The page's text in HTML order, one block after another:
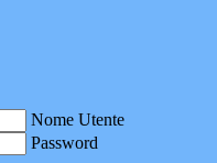
Nome Utente
Password